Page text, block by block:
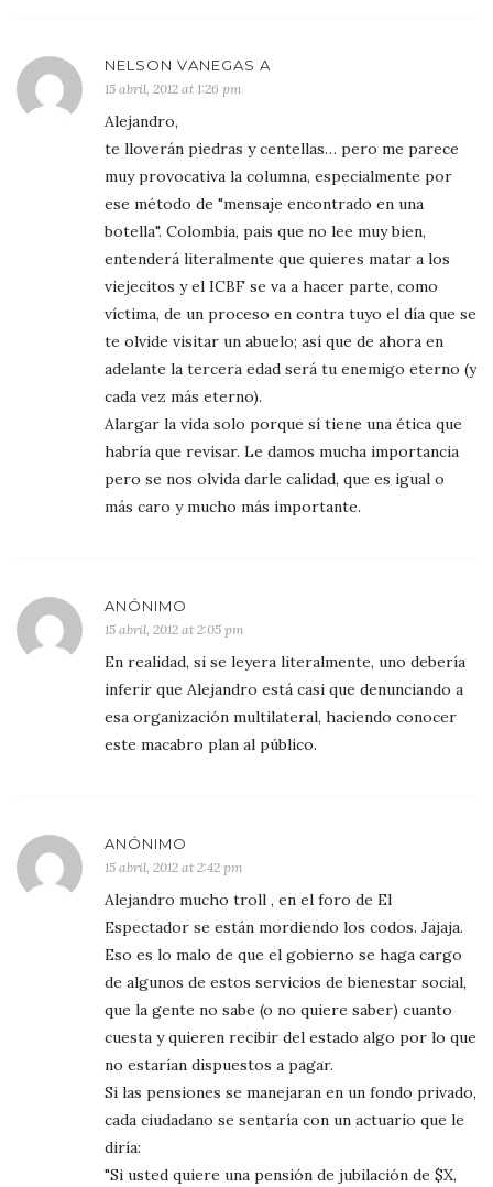
NELSON VANEGAS A
15 abril, 2012 at 1:26 pm
Alejandro,
te lloverán piedras y centellas… pero me parece
muy provocativa la columna, especialmente por
ese método de "mensaje encontrado en una
botella". Colombia, pais que no lee muy bien,
entenderá literalmente que quieres matar a los
viejecitos y el ICBF se va a hacer parte, como
víctima, de un proceso en contra tuyo el día que se
te olvide visitar un abuelo; así que de ahora en
adelante la tercera edad será tu enemigo eterno (y
cada vez más eterno).
Alargar la vida solo porque sí tiene una ética que
habría que revisar. Le damos mucha importancia
pero se nos olvida darle calidad, que es igual o
más caro y mucho más importante.
ANÓNIMO
15 abril, 2012 at 2:05 pm
En realidad, si se leyera literalmente, uno debería
inferir que Alejandro está casi que denunciando a
esa organización multilateral, haciendo conocer
este macabro plan al público.
ANÓNIMO
15 abril, 2012 at 2:42 pm
Alejandro mucho troll , en el foro de El
Espectador se están mordiendo los codos. Jajaja.
Eso es lo malo de que el gobierno se haga cargo
de algunos de estos servicios de bienestar social,
que la gente no sabe (o no quiere saber) cuanto
cuesta y quieren recibir del estado algo por lo que
no estarían dispuestos a pagar.
Si las pensiones se manejaran en un fondo privado,
cada ciudadano se sentaría con un actuario que le
diría:
"Si usted quiere una pensión de jubilación de $X,